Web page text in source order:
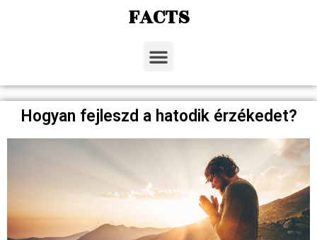
FACTS
Hogyan fejleszd a hatodik érzékedet?